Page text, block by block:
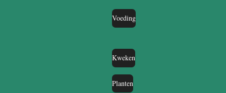
Voeding
Kweken
Planten